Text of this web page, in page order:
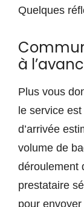
Quelques
à
Plus vous
le service
d’arrivée
volume de
déroulement
prestataire
pour